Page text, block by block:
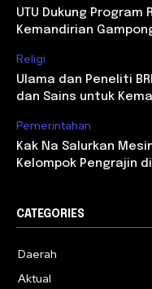
UTU Dukung
Kemandirian
Religi
Ulama dan Peneliti
dan Sains untuk
Pemerintahan
Kak Na Salurkan
Kelompok Pengrajin
CATEGORIES
Daerah
Aktual